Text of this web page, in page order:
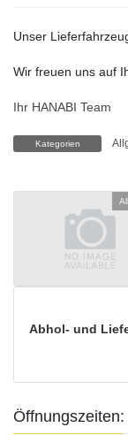
Unser
Wir freuen uns auf
Ihr HANABI Team
Kategorien
Abhol- und
Öffnungszeiten: